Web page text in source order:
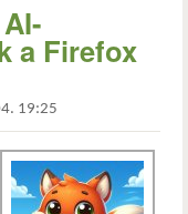
a Firefox
19:25